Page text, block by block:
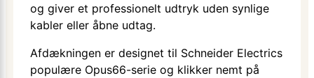
og giver et professionelt udtryk uden synlige
kabler eller åbne udtag.
Afdækningen er designet til Schneider Electrics
populære Opus66-serie og klikker nemt på